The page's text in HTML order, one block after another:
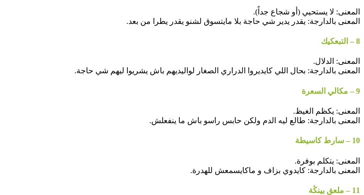
المعنى: لا يستحيي (أو شجاع جداً).
المعنى بالدارجة: يقدر يدير شي حاجة بلا مايتسوق لشنو يقدر يطرا من بعد.
8 – التبعكيك
المعنى: الدلال.
المعنى بالدارجة: بحال اللي كايديروا الدراري الصغار لواليديهم باش يشريوا ليهم شي حاجة.
9 – مكالي السعرة
المعنى: يكظم الغيظ.
المعنى بالدارجة: طالع ليه الدم ولكن حابس راسو باش ما ينفعلش.
10 – سارط كاسيطة
المعنى: يتكلم بوفرة.
المعنى بالدارجة: كايدوي بزاف و ماكايسمعش للهدرة.
11 – ملعق بينڭة